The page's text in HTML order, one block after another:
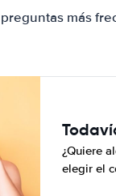
más
¿Quiere
elegir el